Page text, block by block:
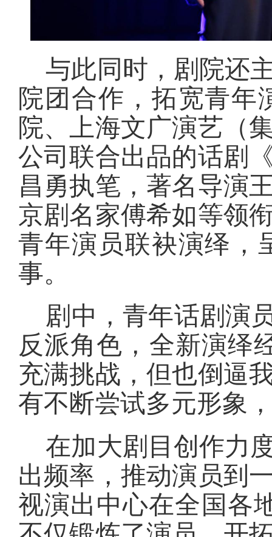
与此同时，剧院还
院团合作，拓宽青年
院、上海文广演艺（
公司联合出品的话剧
昌勇执笔，著名导演
京剧名家傅希如等领
青年演员联袂演绎，
事。
剧中，青年话剧演
反派角色，全新演绎
充满挑战，但也倒逼
有不断尝试多元形象
在加大剧目创作力
出频率，推动演员到
视演出中心在全国各